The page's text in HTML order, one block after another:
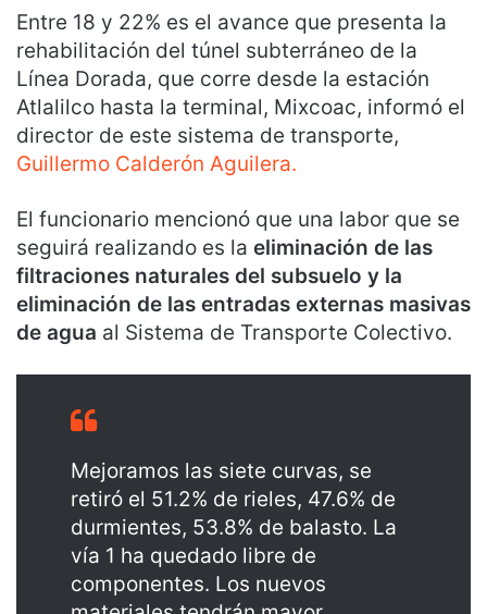
Entre 18 y 22% es el avance que presenta la
rehabilitación del túnel subterráneo de la
Línea Dorada, que corre desde la estación
Atlalilco hasta la terminal, Mixcoac, informó el
director de este sistema de transporte,
Guillermo Calderón Aguilera.
El funcionario mencionó que una labor que se
seguirá realizando es la eliminación de las
filtraciones naturales del subsuelo y la
eliminación de las entradas externas masivas
de agua al Sistema de Transporte Colectivo.
Mejoramos las siete curvas, se
retiró el 51.2% de rieles, 47.6% de
durmientes, 53.8% de balasto. La
vía 1 ha quedado libre de
componentes. Los nuevos